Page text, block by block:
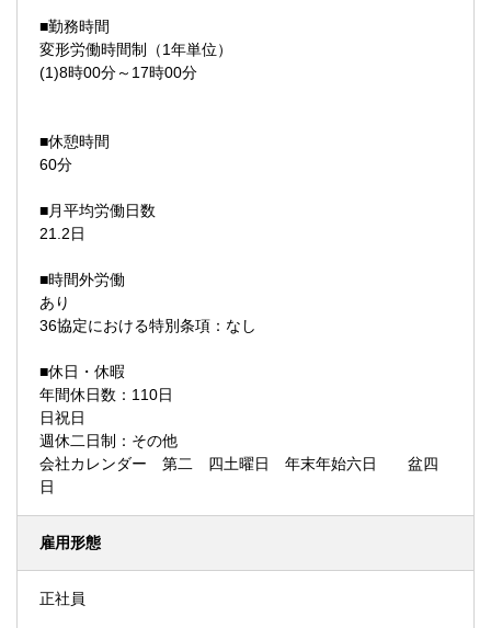
■勤務時間
変形労働時間制（1年単位）
(1)8時00分～17時00分
■休憩時間
60分
■月平均労働日数
21.2日
■時間外労働
あり
36協定における特別条項：なし
■休日・休暇
年間休日数：110日
日祝日
週休二日制：その他
会社カレンダー 第二 四土曜日 年末年始六日 盆四
日
雇用形態
正社員